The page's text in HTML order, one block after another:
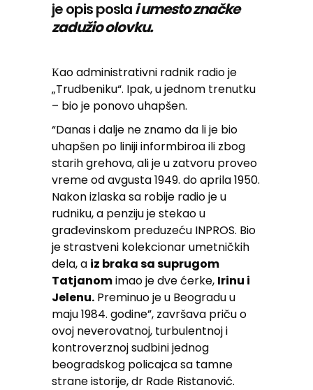
je opis poslai umesto značke
zadužio olovku.
Кao administrativni radnik radio je
„Trudbeniku“. Ipak, u jednom trenutku
– bio je ponovo uhapšen.
“Danas i dalje ne znamo da li je bio
uhapšen po liniji informbiroa ili zbog
starih grehova, ali je u zatvoru proveo
vreme od avgusta 1949. do aprila 1950.
Nakon izlaska sa robije radio je u
rudniku, a penziju je stekao u
građevinskom preduzeću INPROS. Bio
je strastveni kolekcionar umetničkih
dela, a iz braka sa suprugom
Tatjanomimao je dve ćerke, Irinu i
Jelenu. Preminuo je u Beogradu u
maju 1984. godine”, završava priču o
ovoj neverovatnoj, turbulentnoj i
kontroverznoj sudbini jednog
beogradskog policajca sa tamne
strane istorije, dr Rade Ristanović.